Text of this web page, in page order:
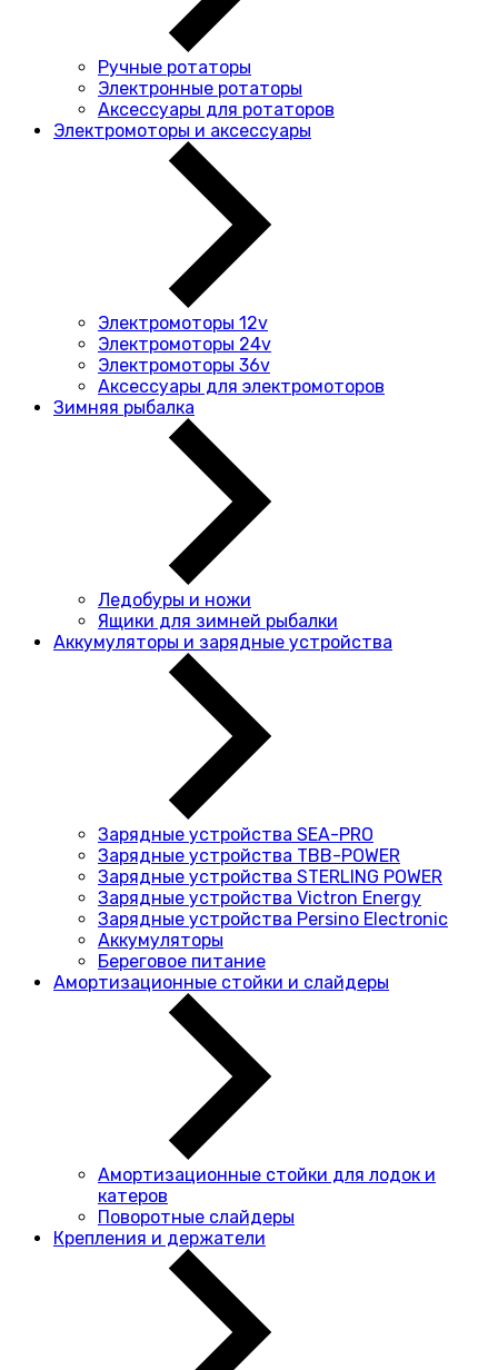
Ручные ротаторы
Электронные ротаторы
Аксессуары для ротаторов
Электромоторы и аксессуары
Электромоторы 12v
Электромоторы 24v
Электромоторы 36v
Аксессуары для электромоторов
Зимняя рыбалка
Ледобуры и ножи
Ящики для зимней рыбалки
Аккумуляторы и зарядные устройства
Зарядные устройства SEA-PRO
Зарядные устройства TBB-POWER
Зарядные устройства STERLING POWER
Зарядные устройства Victron Energy
Зарядные устройства Persino Electronic
Аккумуляторы
Береговое питание
Амортизационные стойки и слайдеры
Амортизационные стойки для лодок и
катеров
Поворотные слайдеры
Крепления и держатели